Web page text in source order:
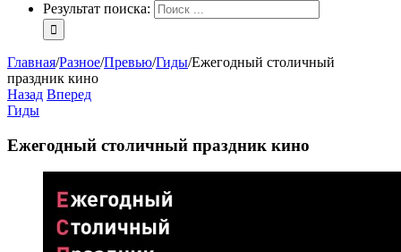
Результат поиска:
Главная/Разное/Превью/Гиды/Ежегодный столичный
праздник кино
Назад Вперед
Гиды
Ежегодный столичный праздник кино